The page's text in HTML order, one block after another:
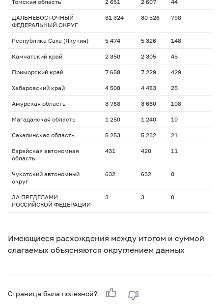
Томская область 2 651 2 607 44
ДАЛЬНЕВОСТОЧНЫЙ
ФЕДЕРАЛЬНЫЙ ОКРУГ
31 324 30 526 798
Республика Саха (Якутия) 5 474 5 326 148
Камчатский край 2 350 2 305 45
Приморский край 7 658 7 229 429
Хабаровский край 4 508 4 483 25
Амурская область 3 768 3 660 108
Магаданская область 1 250 1 240 10
Сахалинская область 5 253 5 232 21
Еврейская автономная
область
431 420 11
Чукотский автономный
округ
632 632 0
ЗА ПРЕДЕЛАМИ
РОССИЙСКОЙ ФЕДЕРАЦИИ
3 3 0
Имеющиеся расхождения между итогом и суммой
слагаемых объясняются округлением данных
Страница была полезной?